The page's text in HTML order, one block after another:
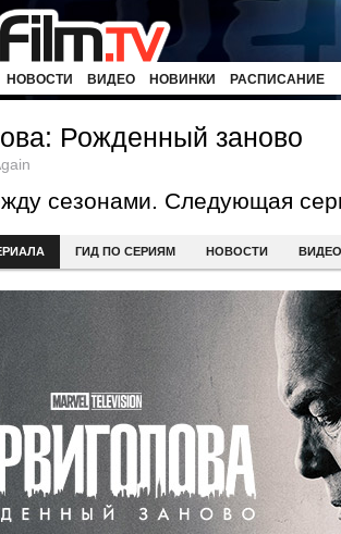
НОВОСТИ ВИДЕО НОВИНКИ РАСПИСАНИЕ
Рожденный заново
сезонами. Следующая
ГИД ПО СЕРИЯМ НОВОСТИ ВИДЕО